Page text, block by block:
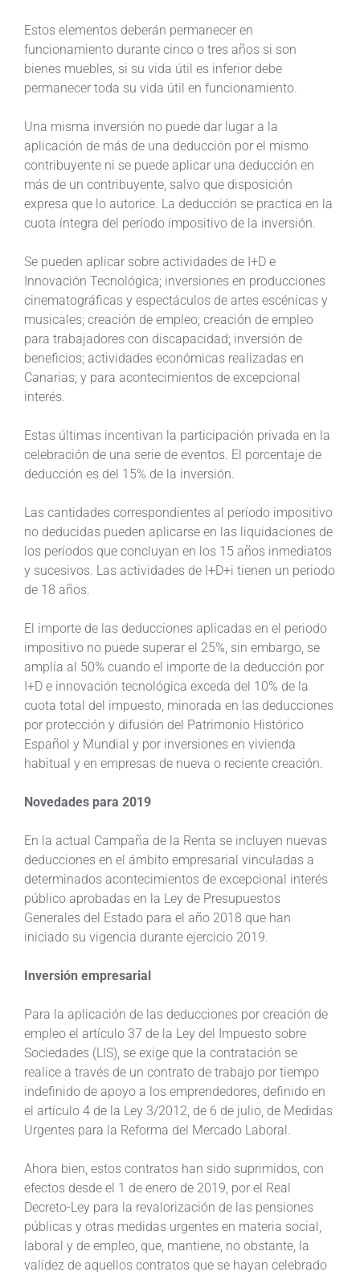
Estos elementos deberán permanecer en
funcionamiento durante cinco o tres años si son
bienes muebles, si su vida útil es inferior debe
permanecer toda su vida útil en funcionamiento.
Una misma inversión no puede dar lugar a la
aplicación de más de una deducción por el mismo
contribuyente ni se puede aplicar una deducción en
más de un contribuyente, salvo que disposición
expresa que lo autorice. La deducción se practica en la
cuota íntegra del período impositivo de la inversión.
Se pueden aplicar sobre actividades de I+D e
Innovación Tecnológica; inversiones en producciones
cinematográficas y espectáculos de artes escénicas y
musicales; creación de empleo; creación de empleo
para trabajadores con discapacidad; inversión de
beneficios; actividades económicas realizadas en
Canarias; y para acontecimientos de excepcional
interés.
Estas últimas incentivan la participación privada en la
celebración de una serie de eventos. El porcentaje de
deducción es del 15% de la inversión.
Las cantidades correspondientes al período impositivo
no deducidas pueden aplicarse en las liquidaciones de
los períodos que concluyan en los 15 años inmediatos
y sucesivos. Las actividades de I+D+i tienen un periodo
de 18 años.
El importe de las deducciones aplicadas en el periodo
impositivo no puede superar el 25%, sin embargo, se
amplía al 50% cuando el importe de la deducción por
I+D e innovación tecnológica exceda del 10% de la
cuota total del impuesto, minorada en las deducciones
por protección y difusión del Patrimonio Histórico
Español y Mundial y por inversiones en vivienda
habitual y en empresas de nueva o reciente creación.
Novedades para 2019
En la actual Campaña de la Renta se incluyen nuevas
deducciones en el ámbito empresarial vinculadas a
determinados acontecimientos de excepcional interés
público aprobadas en la Ley de Presupuestos
Generales del Estado para el año 2018 que han
iniciado su vigencia durante ejercicio 2019.
Inversión empresarial
Para la aplicación de las deducciones por creación de
empleo el artículo 37 de la Ley del Impuesto sobre
Sociedades (LIS), se exige que la contratación se
realice a través de un contrato de trabajo por tiempo
indefinido de apoyo a los emprendedores, definido en
el artículo 4 de la Ley 3/2012, de 6 de julio, de Medidas
Urgentes para la Reforma del Mercado Laboral.
Ahora bien, estos contratos han sido suprimidos, con
efectos desde el 1 de enero de 2019, por el Real
Decreto-Ley para la revalorización de las pensiones
públicas y otras medidas urgentes en materia social,
laboral y de empleo, que, mantiene, no obstante, la
validez de aquellos contratos que se hayan celebrado